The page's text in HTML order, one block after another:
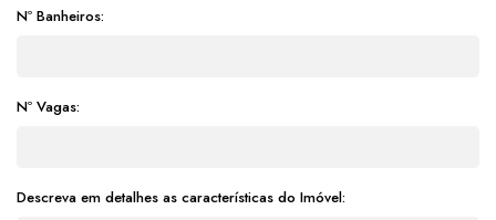
Nº Banheiros:
Nº Vagas:
Descreva em detalhes as características do Imóvel: